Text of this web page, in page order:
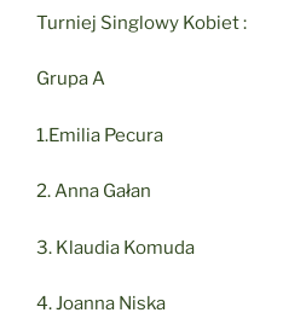
Turniej Singlowy Kobiet :
Grupa A
1.Emilia Pecura
2. Anna Gałan
3. Klaudia Komuda
4. Joanna Niska